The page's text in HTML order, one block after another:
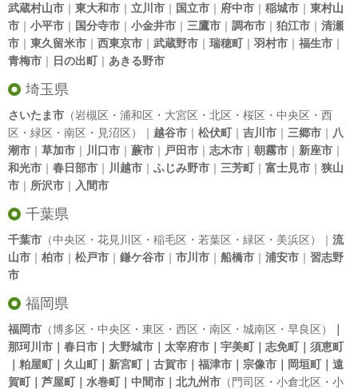
武蔵村山市 ｜ 東大和市 ｜ 立川市 ｜ 国立市 ｜ 府中市 ｜ 稲城市 ｜ 東村山
市 ｜ 小平市 ｜ 国分寺市 ｜ 小金井市 ｜ 三鷹市 ｜ 調布市 ｜ 狛江市 ｜ 清瀬
市 ｜ 東久留米市 ｜ 西東京市 ｜ 武蔵野市 ｜ 瑞穂町｜ 羽村市 ｜ 福生市 ｜
青梅市 ｜ 日の出町｜ あきる野市
埼玉県
さいたま市 （岩槻区・浦和区・大宮区・北区・桜区・中央区・西
区・緑区・南区・見沼区）｜ 越谷市 ｜ 松伏町｜ 吉川市 ｜ 三郷市 ｜ 八
潮市 ｜ 草加市 ｜ 川口市 ｜ 蕨市 ｜ 戸田市 ｜ 志木市 ｜ 朝霧市 ｜ 新座市 ｜
和光市 ｜ 春日部市 ｜ 川越市 ｜ ふじみ野市 ｜ 三芳町｜ 富士見市 ｜ 狭山
市 ｜ 所沢市 ｜ 入間市
千葉県
千葉市 （中央区・花見川区・稲毛区・若葉区・緑区・美浜区）｜ 流
山市 ｜ 柏市 ｜ 松戸市 ｜ 鎌ケ谷市 ｜ 市川市 ｜ 船橋市 ｜ 浦安市 ｜ 習志野
市
福岡県
福岡市 （博多区・中央区・東区・西区・南区・城南区・早良区）
那珂川市｜春日市｜大野城市｜太宰府市｜宇美町｜志免町｜須恵町
｜粕屋町｜久山町｜新宮町｜古賀市｜福津市｜宗像市｜岡垣町｜遠
賀町｜芦屋町｜水巻町｜中間市｜北九州市 （門司区・小倉北区・小